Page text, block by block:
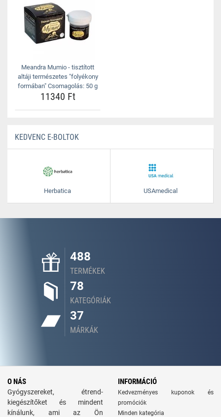
Meandra Mumio - tisztított
altáji természetes "folyékony
formában" Csomagolás: 50 g
11340 Ft
KEDVENC E-BOLTOK
Herbatica USAmedical
488
TERMÉKEK
78
KATEGÓRIÁK
37
MÁRKÁK
O NÁS
Gyógyszereket, étrend-
kiegészítőket és mindent
kínálunk, ami az Ön
INFORMÁCIÓ
Kedvezményes kuponok és
promóciók
Minden kategória